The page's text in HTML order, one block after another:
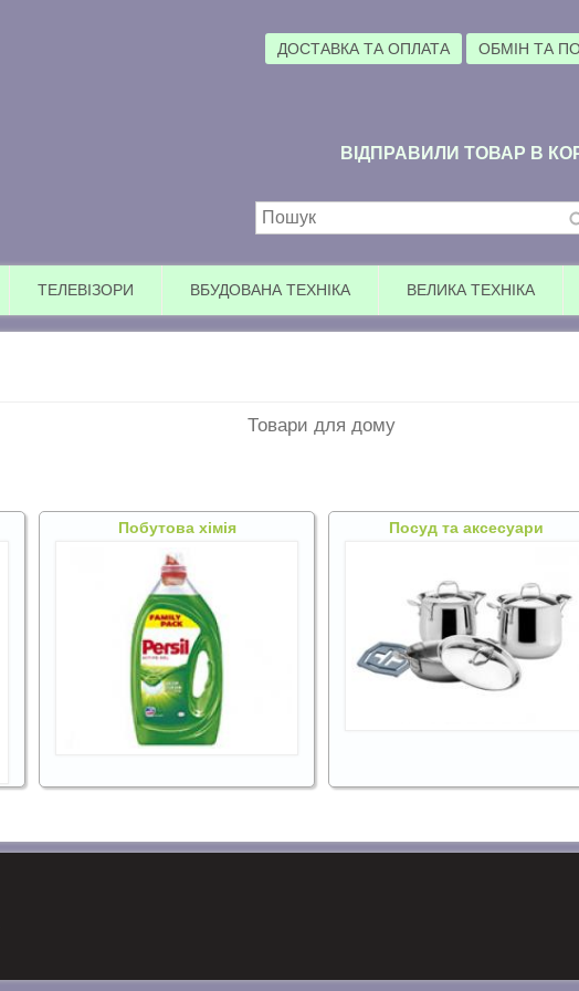
ДОСТАВКА ТА ОПЛАТА ОБМІН ТА
ВІДПРАВИЛИ ТОВАР В
Пошукова форма
ТЕЛЕВІЗОРИ ВБУДОВАНА ТЕХНІКА ВЕЛИКА ТЕХНІКА
Товари для дому
Побутова хімія Посуд та аксесуари